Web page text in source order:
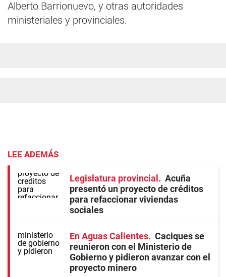
Alberto Barrionuevo, y otras autoridades
ministeriales y provinciales.
LEE ADEMÁS
Legislatura provincial
Acuña
presentó un proyecto de créditos
para refaccionar viviendas
sociales
En Aguas Calientes
Caciques se
reunieron con el Ministerio de
Gobierno y pidieron avanzar con el
proyecto minero